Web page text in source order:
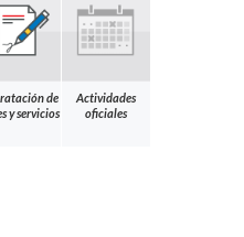
de
y servicios
Actividades
oficiales